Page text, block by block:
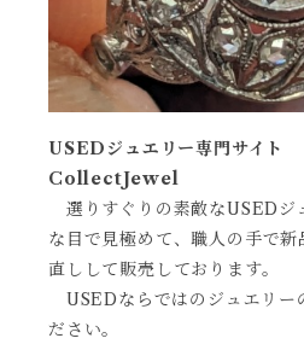
USEDジュエリー専門サイト
CollectJewel
選りすぐりの素敵なUSEDジ
な目で見極めて、職人の手で
直しして販売しております。
USEDならではのジュエリー
ださい。